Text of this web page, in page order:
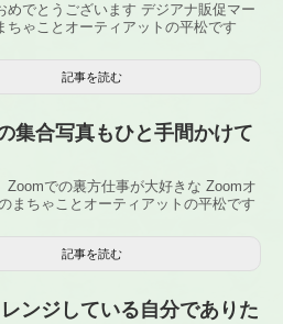
めでとうございます デジアナ販促マー
ちゃことオーティアットの平松です
記事を読む
集合写真もひと手間かけて
Zoomでの裏方仕事が大好きな Zoomオ
まちゃことオーティアットの平松です
記事を読む
ンジしている自分でありた